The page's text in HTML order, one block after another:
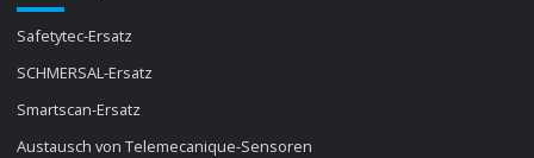
Safetytec-Ersatz
SCHMERSAL-Ersatz
Smartscan-Ersatz
Austausch von Telemecanique-Sensoren